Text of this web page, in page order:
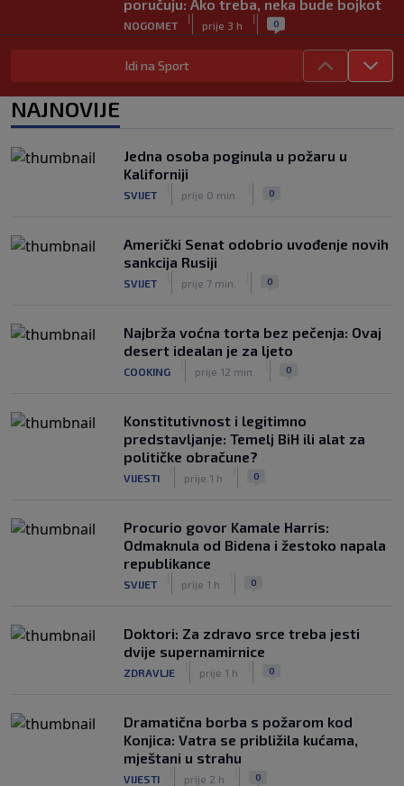
poručuju: Ako treba, neka bude bojkot
NOGOMET
|
prije 3 h
| 0
Zvanično: Samed Baždar ima novi klub,
zadužio broj sa velikom "težinom"
NOGOMET prije 5 h
se pitaju gdje je i šta radi (VIDEO)
OSTALI SPORTOVI prije 5 h
Idi na Sport
NAJNOVIJE
Jedna osoba poginula u požaru u
Kaliforniji
SVIJET prije 0 min. 0
Američki Senat odobrio uvođenje novih
sankcija Rusiji
SVIJET prije 7 min. 0
Najbrža voćna torta bez pečenja: Ovaj
desert idealan je za ljeto
COOKING prije 12 min. 0
Konstitutivnost i legitimno
predstavljanje: Temelj BiH ili alat za
političke obračune?
VIJESTI prije 1 h 0
Procurio govor Kamale Harris:
Odmaknula od Bidena i žestoko napala
republikance
SVIJET prije 1 h 0
Doktori: Za zdravo srce treba jesti
dvije supernamirnice
ZDRAVLJE prije 1 h 0
Dramatična borba s požarom kod
Konjica: Vatra se približila kućama,
mještani u strahu
VIJESTI prije 2 h 0